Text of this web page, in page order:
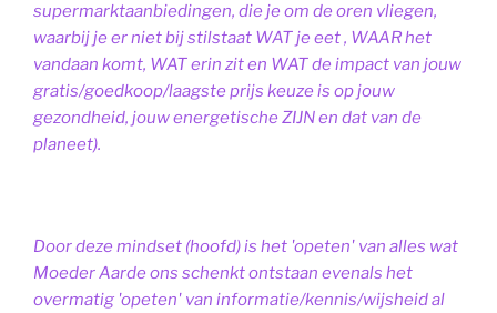
supermarktaanbiedingen, die je om de oren vliegen,
waarbij je er niet bij stilstaat WAT je eet , WAAR het
vandaan komt, WAT erin zit en WAT de impact van jouw
gratis/goedkoop/laagste prijs keuze is op jouw
gezondheid, jouw energetische ZIJN en dat van de
planeet).
Door deze mindset (hoofd) is het 'opeten' van alles wat
Moeder Aarde ons schenkt ontstaan evenals het
overmatig 'opeten' van informatie/kennis/wijsheid al